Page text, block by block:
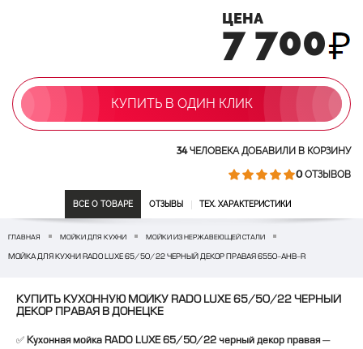
ЦЕНА
7 700
КУПИТЬ В ОДИН КЛИК
ВСЕ О ТОВАРЕ ОТЗЫВЫ ТЕХ. ХАРАКТЕРИСТИКИ
34ЧЕЛОВЕКА ДОБАВИЛИ В КОРЗИНУ
0ОТЗЫВОВ
ГЛАВНАЯ МОЙКИ ДЛЯ КУХНИ МОЙКИ ИЗ НЕРЖАВЕЮЩЕЙ СТАЛИ
МОЙКА ДЛЯ КУХНИ RADO LUXE 65/50/22 ЧЕРНЫЙ ДЕКОР ПРАВАЯ 6550-AHB-R
КУПИТЬ КУХОННУЮ МОЙКУ RADO LUXE 65/50/22 ЧЕРНЫЙ
ДЕКОР ПРАВАЯ В ДОНЕЦКЕ
✅ Кухонная мойка RADO LUXE 65/50/22 черный декор правая—